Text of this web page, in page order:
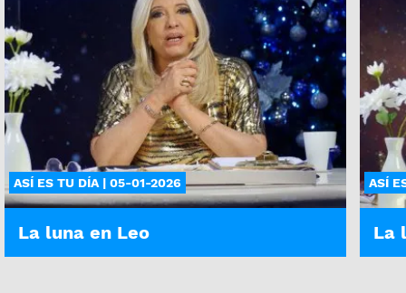
ASÍ ES TU DÍA | 05-01-2026
La luna en Leo
ASÍ
La